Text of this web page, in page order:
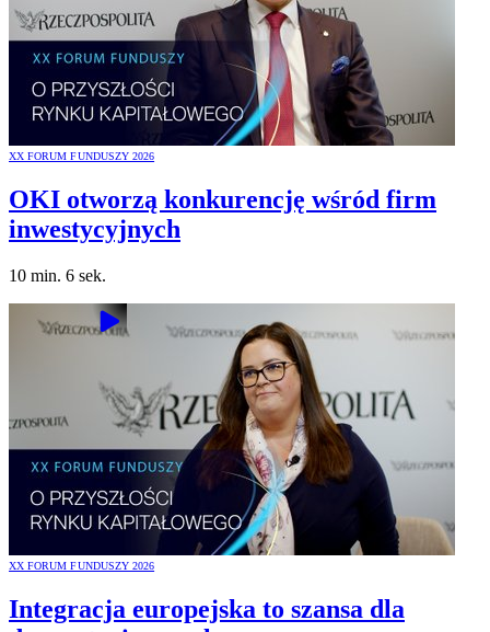
XX FORUM FUNDUSZY 2026
OKI otworzą konkurencję wśród firm
inwestycyjnych
10 min. 6 sek.
XX FORUM FUNDUSZY 2026
Integracja europejska to szansa dla